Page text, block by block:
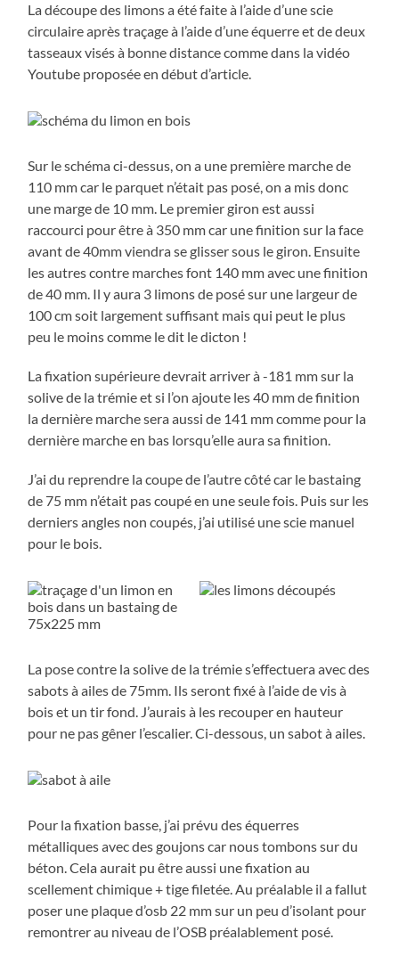
La découpe des limons a été faite à l’aide d’une scie
circulaire après traçage à l’aide d’une équerre et de deux
tasseaux visés à bonne distance comme dans la vidéo
Youtube proposée en début d’article.
Sur le schéma ci-dessus, on a une première marche de
110 mm car le parquet n’était pas posé, on a mis donc
une marge de 10 mm. Le premier giron est aussi
raccourci pour être à 350 mm car une finition sur la face
avant de 40mm viendra se glisser sous le giron. Ensuite
les autres contre marches font 140 mm avec une finition
de 40 mm. Il y aura 3 limons de posé sur une largeur de
100 cm soit largement suffisant mais qui peut le plus
peu le moins comme le dit le dicton !
La fixation supérieure devrait arriver à -181 mm sur la
solive de la trémie et si l’on ajoute les 40 mm de finition
la dernière marche sera aussi de 141 mm comme pour la
dernière marche en bas lorsqu’elle aura sa finition.
J’ai du reprendre la coupe de l’autre côté car le bastaing
de 75 mm n’était pas coupé en une seule fois. Puis sur les
derniers angles non coupés, j’ai utilisé une scie manuel
pour le bois.
La pose contre la solive de la trémie s’effectuera avec des
sabots à ailes de 75mm. Ils seront fixé à l’aide de vis à
bois et un tir fond. J’aurais à les recouper en hauteur
pour ne pas gêner l’escalier. Ci-dessous, un sabot à ailes.
Pour la fixation basse, j’ai prévu des équerres
métalliques avec des goujons car nous tombons sur du
béton. Cela aurait pu être aussi une fixation au
scellement chimique + tige filetée. Au préalable il a fallut
poser une plaque d’osb 22 mm sur un peu d’isolant pour
remontrer au niveau de l’OSB préalablement posé.